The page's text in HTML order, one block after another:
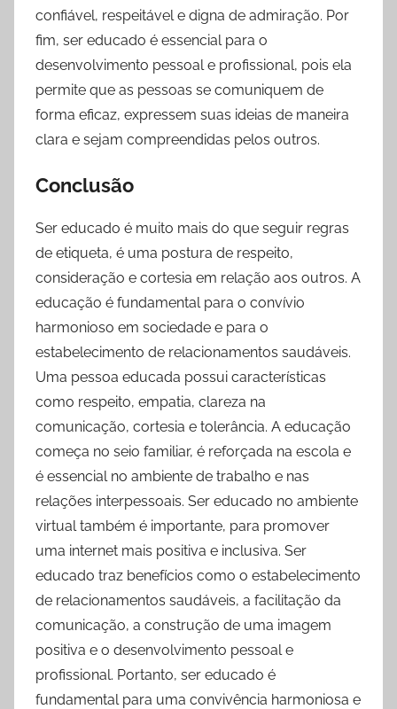
confiável, respeitável e digna de admiração. Por
fim, ser educado é essencial para o
desenvolvimento pessoal e profissional, pois ela
permite que as pessoas se comuniquem de
forma eficaz, expressem suas ideias de maneira
clara e sejam compreendidas pelos outros.
Conclusão
Ser educado é muito mais do que seguir regras
de etiqueta, é uma postura de respeito,
consideração e cortesia em relação aos outros. A
educação é fundamental para o convívio
harmonioso em sociedade e para o
estabelecimento de relacionamentos saudáveis.
Uma pessoa educada possui características
como respeito, empatia, clareza na
comunicação, cortesia e tolerância. A educação
começa no seio familiar, é reforçada na escola e
é essencial no ambiente de trabalho e nas
relações interpessoais. Ser educado no ambiente
virtual também é importante, para promover
uma internet mais positiva e inclusiva. Ser
educado traz benefícios como o estabelecimento
de relacionamentos saudáveis, a facilitação da
comunicação, a construção de uma imagem
positiva e o desenvolvimento pessoal e
profissional. Portanto, ser educado é
fundamental para uma convivência harmoniosa e